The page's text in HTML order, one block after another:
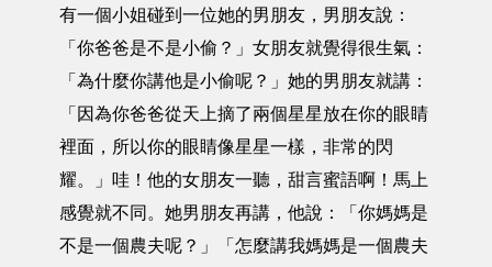
有一個小姐碰到一位她的男朋友，男朋友說：
「你爸爸是不是小偷？」女朋友就覺得很生氣：
「為什麼你講他是小偷呢？」她的男朋友就講：
「因為你爸爸從天上摘了兩個星星放在你的眼睛
裡面，所以你的眼睛像星星一樣，非常的閃
耀。」哇！他的女朋友一聽，甜言蜜語啊！馬上
感覺就不同。她男朋友再講，他說：「你媽媽是
不是一個農夫呢？」「怎麼講我媽媽是一個農夫